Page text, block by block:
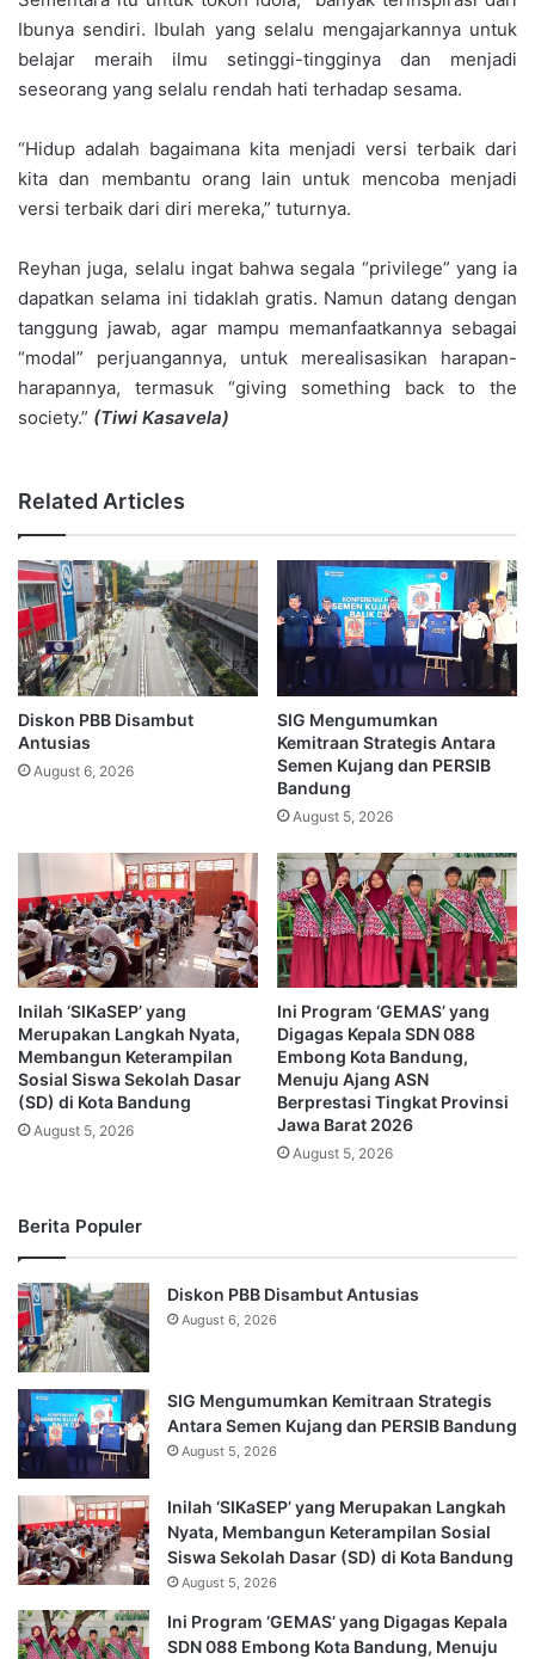
Ibunya sendiri. Ibulah yang selalu mengajarkannya untuk
belajar meraih ilmu setinggi-tingginya dan menjadi
seseorang yang selalu rendah hati terhadap sesama.
“Hidup adalah bagaimana kita menjadi versi terbaik dari
kita dan membantu orang lain untuk mencoba menjadi
versi terbaik dari diri mereka,” tuturnya.
Reyhan juga, selalu ingat bahwa segala “privilege” yang ia
dapatkan selama ini tidaklah gratis. Namun datang dengan
tanggung jawab, agar mampu memanfaatkannya sebagai
“modal” perjuangannya, untuk merealisasikan harapan-
harapannya, termasuk “giving something back to the
society.” (Tiwi Kasavela)
Related Articles
Diskon PBB Disambut
Antusias
August 6, 2026
SIG Mengumumkan
Kemitraan Strategis Antara
Semen Kujang dan PERSIB
Bandung
August 5, 2026
Inilah ‘SIKaSEP’ yang
Merupakan Langkah Nyata,
Membangun Keterampilan
Sosial Siswa Sekolah Dasar
(SD) di Kota Bandung
August 5, 2026
Ini Program ‘GEMAS’ yang
Digagas Kepala SDN 088
Embong Kota Bandung,
Menuju Ajang ASN
Berprestasi Tingkat Provinsi
Jawa Barat 2026
August 5, 2026
Berita Populer
Diskon PBB Disambut Antusias
August 6, 2026
SIG Mengumumkan Kemitraan Strategis
Antara Semen Kujang dan PERSIB Bandung
August 5, 2026
Inilah ‘SIKaSEP’ yang Merupakan Langkah
Nyata, Membangun Keterampilan Sosial
Siswa Sekolah Dasar (SD) di Kota Bandung
August 5, 2026
Ini Program ‘GEMAS’ yang Digagas Kepala
SDN 088 Embong Kota Bandung, Menuju